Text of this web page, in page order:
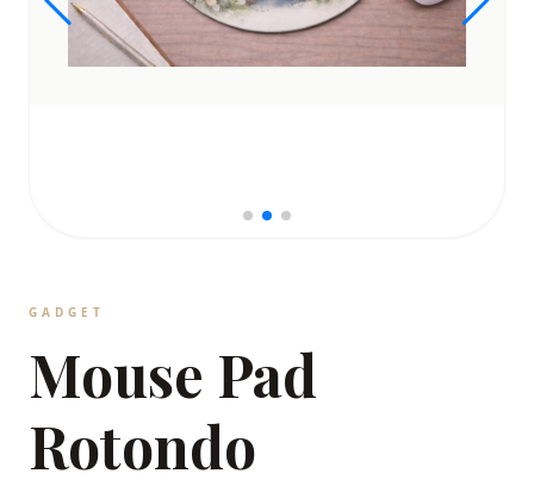
GADGET
Mouse Pad
Rotondo